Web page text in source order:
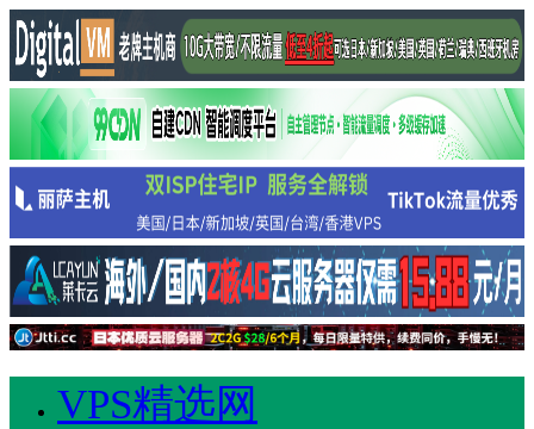
VPS精选网